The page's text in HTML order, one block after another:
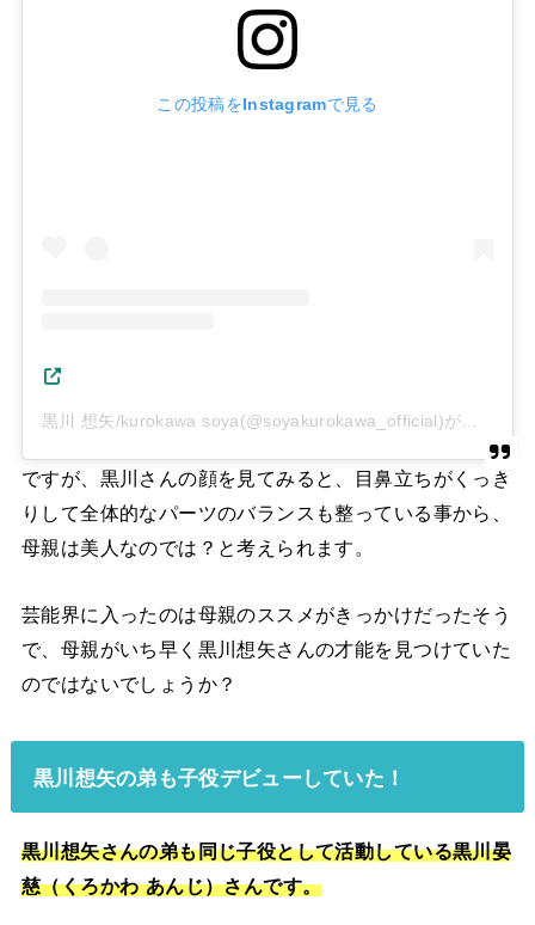
この投稿をInstagramで見る
黒川 想矢/kurokawa soya(@soyakurokawa_official)がシェアした投稿
ですが、黒川さんの顔を見てみると、目鼻立ちがくっき
りして全体的なパーツのバランスも整っている事から、
母親は美人なのでは？と考えられます。
芸能界に入ったのは母親のススメがきっかけだったそう
で、母親がいち早く黒川想矢さんの才能を見つけていた
のではないでしょうか？
黒川想矢の弟も子役デビューしていた！
黒川想矢さんの弟も同じ子役として活動している黒川晏
慈（くろかわ あんじ）さんです。